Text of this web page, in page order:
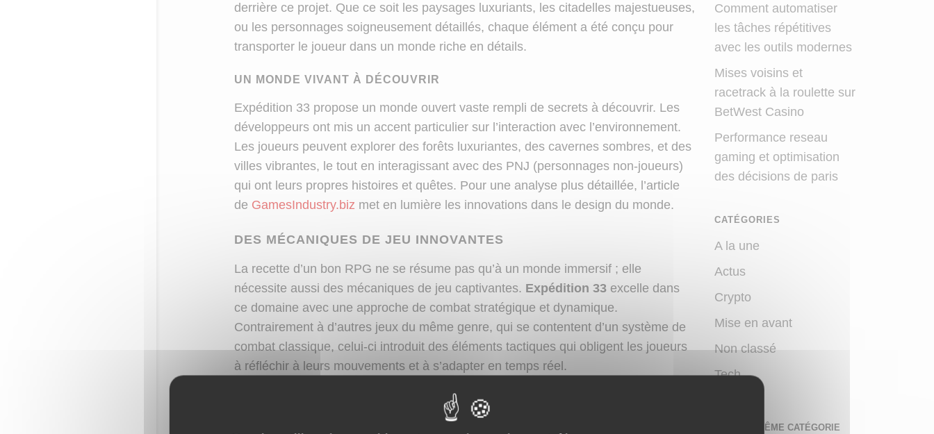
derrière ce projet. Que ce soit les paysages luxuriants, les citadelles majestueuses,
ou les personnages soigneusement détaillés, chaque élément a été conçu pour
transporter le joueur dans un monde riche en détails.
UN MONDE VIVANT À DÉCOUVRIR
Expédition 33 propose un monde ouvert vaste rempli de secrets à découvrir. Les
développeurs ont mis un accent particulier sur l’interaction avec l’environnement.
Les joueurs peuvent explorer des forêts luxuriantes, des cavernes sombres, et des
villes vibrantes, le tout en interagissant avec des PNJ (personnages non-joueurs)
qui ont leurs propres histoires et quêtes. Pour une analyse plus détaillée, l’article
de GamesIndustry.biz met en lumière les innovations dans le design du monde.
DES MÉCANIQUES DE JEU INNOVANTES
La recette d’un bon RPG ne se résume pas qu’à un monde immersif ; elle
nécessite aussi des mécaniques de jeu captivantes. Expédition 33excelle dans
ce domaine avec une approche de combat stratégique et dynamique.
Contrairement à d’autres jeux du même genre, qui se contentent d’un système de
combat classique, celui-ci introduit des éléments tactiques qui obligent les joueurs
à réfléchir à leurs mouvements et à s’adapter en temps réel.
UN SYSTÈME DE COMBAT AU TOUR PAR TOUR
Comment automatiser
les tâches répétitives
avec les outils modernes
Mises voisins et
racetrack à la roulette sur
BetWest Casino
Performance reseau
gaming et optimisation
des décisions de paris
CATÉGORIES
A la une
Actus
Crypto
Mise en avant
Non classé
Tech
DANS LA MÊME CATÉGORIE